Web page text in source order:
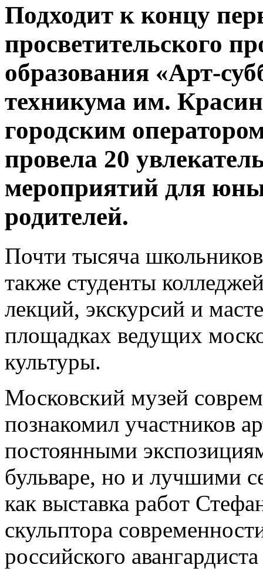
Подходит к концу
просветительского
образования «Арт-
техникума им.
городским
провела 20
мероприятий для
родителей.
Почти тысяча
также студенты
лекций, экскурсий и
площадках ведущих
культуры.
Московский музей
познакомил участников
постоянными
бульваре, но и лучшими
как выставка работ
скульптора
российского